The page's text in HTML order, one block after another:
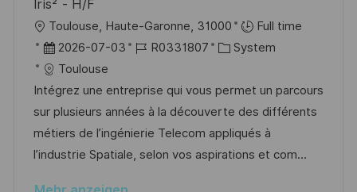
n
g
f
e
c
Iris² - H/F
O
r
t
Toulouse, Haute-Garonne, 31000
Full time
D
a
t
u
m
d
2026-07-03
J
b
-
I
D
R0331807
K
t
e
g
o
System
Toulouse
Intégrez une entreprise qui vous permet un parcours
sur plusieurs années à la découverte des différents
métiers de l’ingénierie Telecom appliqués à
l’industrie Spatiale, selon vos aspirations et com...